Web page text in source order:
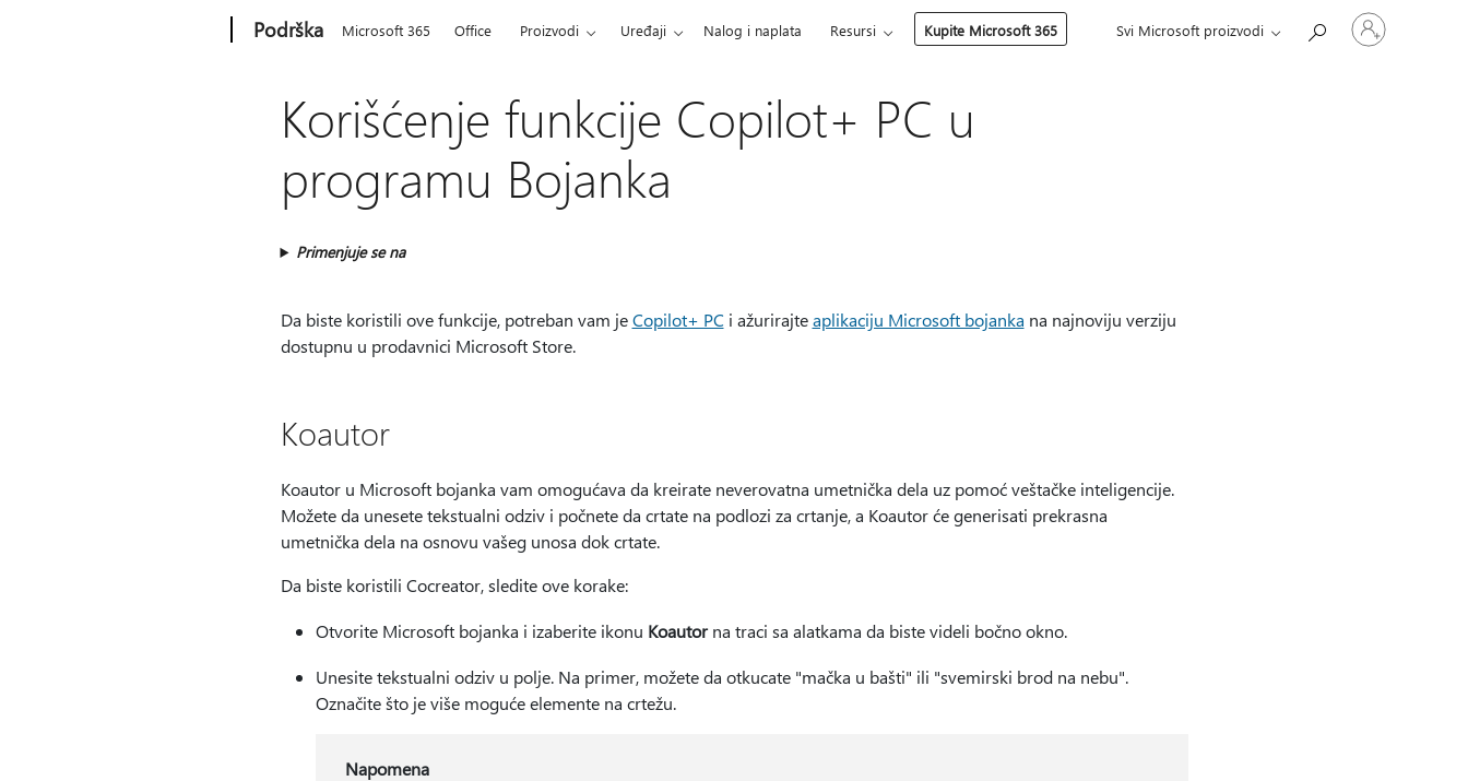
Podrška Microsoft 365 Office Proizvodi Uređaji Nalog i naplata Resursi Kupite Microsoft 365 Svi Microsoft proizvodi
Prijavite
se
Korišćenje funkcije Copilot+ PC u
programu Bojanka
Primenjuje se na
Da biste koristili ove funkcije, potreban vam jeCopilot+ PC i ažurirajteaplikaciju Microsoft bojanka na najnoviju verziju
dostupnu u prodavnici Microsoft Store.
Koautor
Koautor u Microsoft bojanka vam omogućava da kreirate neverovatna umetnička dela uz pomoć veštačke inteligencije.
Možete da unesete tekstualni odziv i počnete da crtate na podlozi za crtanje, a Koautor će generisati prekrasna
umetnička dela na osnovu vašeg unosa dok crtate.
Da biste koristili Cocreator, sledite ove korake:
Otvorite Microsoft bojanka i izaberite ikonu Koautorna traci sa alatkama da biste videli bočno okno.
Unesite tekstualni odziv u polje. Na primer, možete da otkucate "mačka u bašti" ili "svemirski brod na nebu".
Označite što je više moguće elemente na crtežu.
Napomena